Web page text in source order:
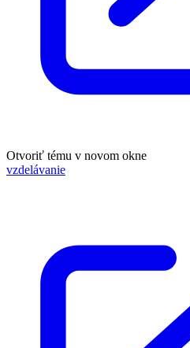
Otvoriť tému v novom okne
vzdelávanie